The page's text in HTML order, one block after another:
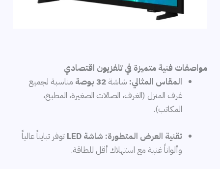
مواصفات فنية متميزة في تلفزيون اقتصادي
المقاس المثالي: شاشة32 بوصة
مناسبة لجميع
غرف المنزل (الغرف، الصالات الصغيرة، المطبخ،
المكاتب).
تقنية العرض المتطورة: شاشة LED
توفر تبايناً عالياً
وألواناً غنية مع استهلاك أقل للطاقة.